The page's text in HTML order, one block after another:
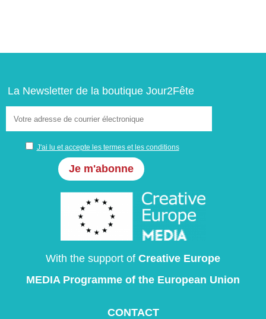
La Newsletter de la boutique Jour2Fête
J'ai lu et accepte les termes et les conditions
With the support of Creative Europe
MEDIA Programme of the European Union
CONTACT